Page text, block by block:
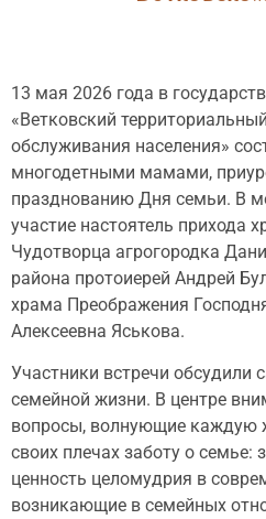
13 мая 2026 года в
«Ветковский
обслуживания населения»
многодетными мамами,
празднованию Дня семьи. В
участие настоятель прихода
Чудотворца агрогородка
района протоиерей Андрей
храма Преображения
Алексеевна Яськова.
Участники встречи
семейной жизни. В центре
вопросы, волнующие каждую
своих плечах заботу о семье:
ценность целомудрия в
возникающие в семейных